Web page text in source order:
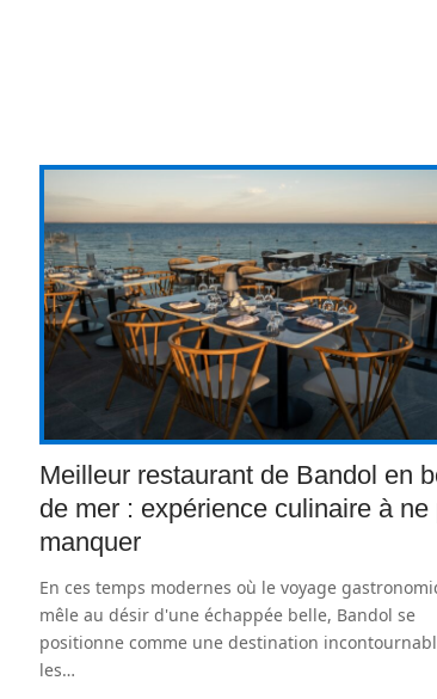
Meilleur restaurant de Bandol en
de mer : expérience culinaire à ne
manquer
En ces temps modernes où le voyage
mêle au désir d'une échappée belle, Bandol se
positionne comme une destination
les…